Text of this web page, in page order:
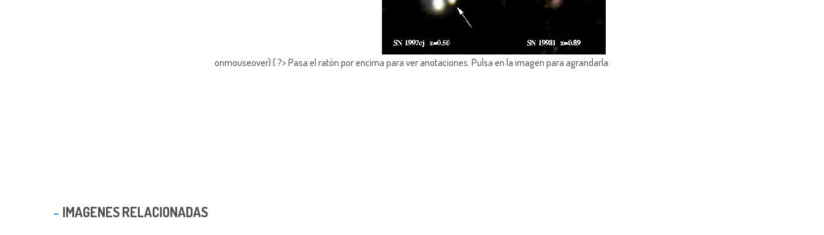
onmouseover) { ?> Pasa el ratón por encima para ver anotaciones. Pulsa en la imagen para agrandarla.
IMAGENES RELACIONADAS